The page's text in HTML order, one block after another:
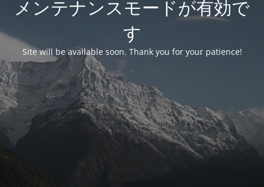
メンテナンスモードが有効で
す
Site will be available soon. Thank you for your patience!